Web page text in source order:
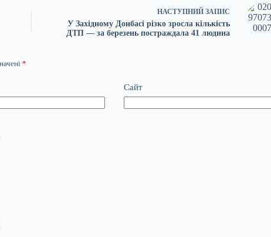
НАСТУПНИЙ ЗАПИС
У Західному Донбасі різко зросла кількість
ДТП — за березень постраждала 41 людина
*
Сайт